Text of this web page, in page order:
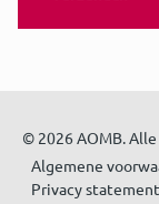
© 2026 AOMB.
Algemene
Privacy statement